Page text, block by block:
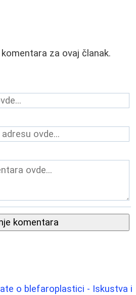
za ovaj članak.
komentara
o blefaroplastici - Iskustva i